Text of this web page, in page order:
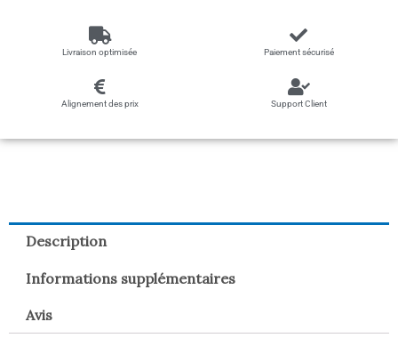
Livraison optimisée Paiement sécurisé
Alignement des prix Support Client
Description
Informations supplémentaires
Avis